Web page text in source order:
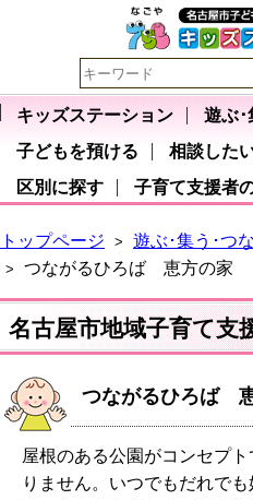
キッズステーション
遊ぶ･
子どもを預ける
相談した
区別に探す
子育て支援者
トップページ > 遊ぶ･集う･つ
> つながるひろば 恵方の家
名古屋市地域子育て支
つながるひろば
屋根のある公園がコンセプ
りません。いつでもだれで